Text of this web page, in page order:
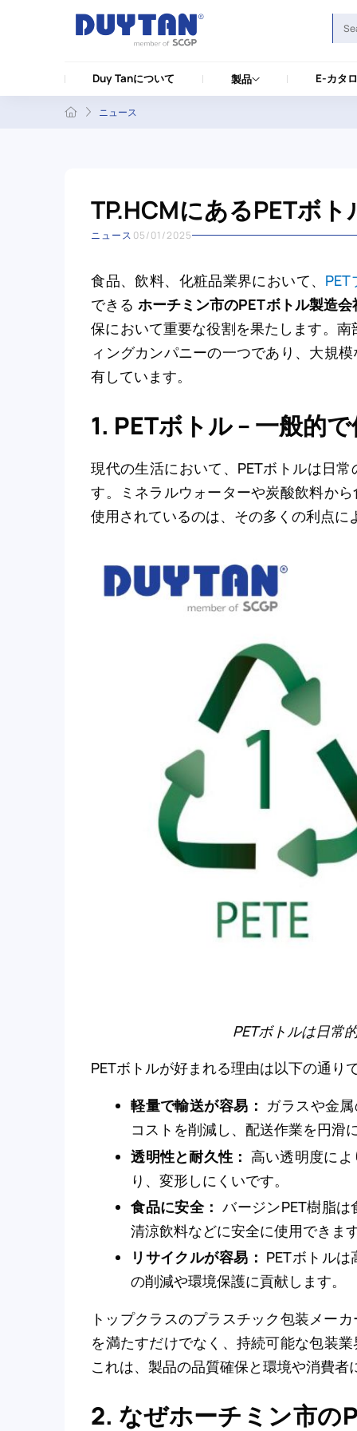
Duy Tanについて 製品 E-カタ
ニュース
TP.HCMにあるPETボト
ニュース 05/01/2025
食品、飲料、化粧品業界において、
できる ホーチミン市のPETボトル製造
保において重要な役割を果たします。
ィングカンパニーの一つであり、大規
有しています。
1. PETボトル – 一般的
現代の生活において、PETボトルは日
す。ミネラルウォーターや炭酸飲料か
使用されているのは、その多くの利点に
PETボトルは日常
PETボトルが好まれる理由は以下の通り
軽量で輸送が容易： ガラスや金
コストを削減し、配送作業を円滑
透明性と耐久性： 高い透明度に
り、変形しにくいです。
食品に安全：バージンPET樹脂
清涼飲料などに安全に使用できま
リサイクルが容易： PETボトル
の削減や環境保護に貢献します。
トップクラスのプラスチック包装メー
を満たすだけでなく、持続可能な包装
これは、製品の品質確保と環境や消費
2. なぜホーチミン市の